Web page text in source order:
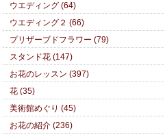
ウエディング (64)
ウエディング２ (66)
プリザーブドフラワー (79)
スタンド花 (147)
お花のレッスン (397)
花 (35)
美術館めぐり (45)
お花の紹介 (236)